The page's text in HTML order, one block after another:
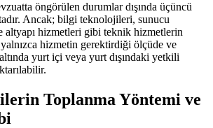
öngörülen durumlar dışında üçüncü
Ancak; bilgi teknolojileri, sunucu
altyapı hizmetleri gibi teknik hizmetlerin
yalnızca hizmetin gerektirdiği ölçüde ve
yurt içi veya yurt dışındaki yetkili
Toplanma Yöntemi ve